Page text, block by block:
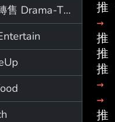
👉 藝文票券轉售 Drama-Ticket
推
→
推
推
推
→
→
推